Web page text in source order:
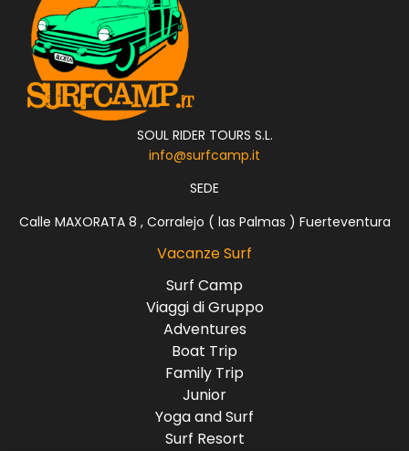
SOUL RIDER TOURS S.L.
info@surfcamp.it
SEDE
Calle MAXORATA 8 , Corralejo ( las Palmas ) Fuerteventura
Vacanze Surf
Surf Camp
Viaggi di Gruppo
Adventures
Boat Trip
Family Trip
Junior
Yoga and Surf
Surf Resort